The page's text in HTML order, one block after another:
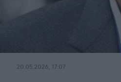
20.05.2026, 17:07